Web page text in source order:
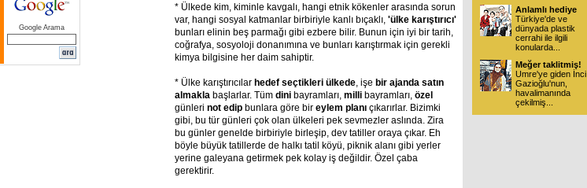
Google Arama
* Ülkede kim, kiminle kavgalı, hangi etnik kökenler arasında sorun
var, hangi sosyal katmanlar birbiriyle kanlı bıçaklı, 'ülke karıştırıcı'
bunları elinin beş parmağı gibi ezbere bilir. Bunun için iyi bir tarih,
coğrafya, sosyoloji donanımına ve bunları karıştırmak için gerekli
kimya bilgisine her daim sahiptir.
* Ülke karıştırıcılar hedef seçtikleri ülkede , işe bir ajanda satın
almakla başlarlar. Tüm dini bayramları, milli bayramları, özel
günleri not edip bunlara göre bir eylem planı çıkarırlar. Bizimki
gibi, bu tür günleri çok olan ülkeleri pek sevmezler aslında. Zira
bu günler genelde birbiriyle birleşip, dev tatiller oraya çıkar. Eh
böyle büyük tatillerde de halkı tatil köyü, piknik alanı gibi yerler
yerine galeyana getirmek pek kolay iş değildir. Özel çaba
gerektirir.
Anlamlı hediye
Türkiye'de ve
dünyada plastik
cerrahi ile ilgili
konularda
Meğer taklitmiş!
Umre'ye giden İnci
Gazioğlu'nun,
havalimanında
çekilmiş